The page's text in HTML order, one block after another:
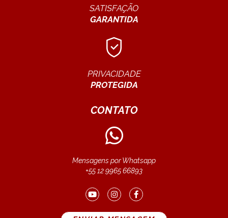
SATISFAÇÃO
GARANTIDA
PRIVACIDADE
PROTEGIDA
CONTATO
Mensagens por Whatsapp
+55 12 9965 66893